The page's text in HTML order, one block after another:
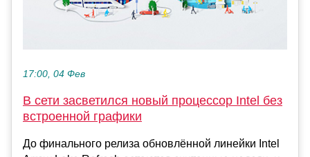
17:00, 04 Фев
В сети засветился новый процессор Intel без
встроенной графики
До финального релиза обновлённой линейки Intel